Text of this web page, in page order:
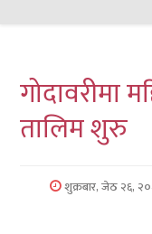
राजनीति
प्रवास
अर्थवाणिज्य
अन्तराष्ट्रिय
गोदावरीमा
तालिम शुरु
शुक्रबार, जेठ २६,